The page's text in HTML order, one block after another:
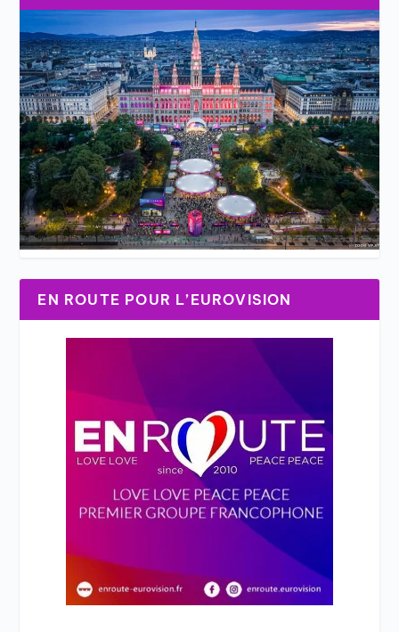
EN ROUTE POUR L’EUROVISION